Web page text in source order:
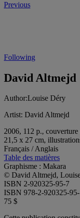
Previous
Following
David Altmejd
Author:Louise Déry
Artist: David Altmejd
2006, 112 p.,
21,5 x 27 cm,
Français / Anglais
Table des matières
Graphisme : Makara
© David Altmejd,
ISBN 2-920325-95-7
ISBN 978-2-920325-
75 $